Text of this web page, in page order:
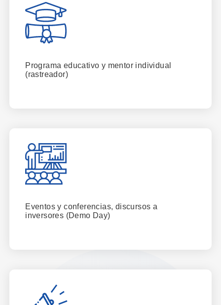
Programa educativo y mentor individual
(rastreador)
Eventos y conferencias, discursos a
inversores (Demo Day)